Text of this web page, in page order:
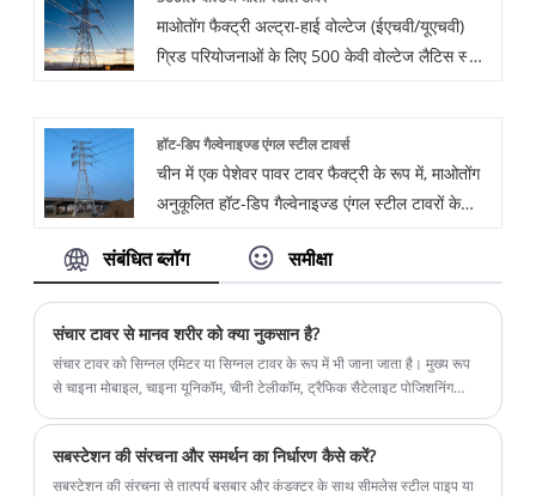
माइक्रोवेव उपकरण इत्यादि का समर्थन करने के लिए किया
जाता है। निर्माण और उपयोग प्रक्रिया के दौरान, इसके
किया जाना चाहिए।
माओतोंग फैक्ट्री अल्ट्रा-हाई वोल्टेज (ईएचवी/यूएचवी)
ग्रिड परियोजनाओं के लिए 500 केवी वोल्टेज लैटिस स्टील
निर्मित, हमारे टावर चरम वातावरण में 50 साल की सेवा
जीवन की गारंटी देते हैं। हम शिपिंग से पहले शून्य-त्रुटि
सीएनसी परिशुद्धता और अनिवार्य पूर्ण-पैमाने परीक्षण
ठेकेदारों के लिए तेज़ और सुरक्षित ऑनसाइट निर्माण
हॉट-डिप गैल्वेनाइज्ड एंगल स्टील टावर्स
चीन में एक पेशेवर पावर टावर फैक्ट्री के रूप में, माओतोंग
अनुकूलित हॉट-डिप गैल्वेनाइज्ड एंगल स्टील टावरों के
संरचनाएं हैं जो मुख्य रूप से न्यूनतम वेल्डिंग कार्य के साथ
कच्चे माल से बने होते हैं, विश्वसनीय गुणवत्ता के साथ,
बिजली और संचार क्षेत्रों के लिए उपयुक्त होते हैं।
संबंधित ब्लॉग समीक्षा
संचार टावर से मानव शरीर को क्या नुकसान है?
संचार टावर को सिग्नल एमिटर या सिग्नल टावर के रूप में भी जाना जाता है। मुख्य रूप
से चाइना मोबाइल, चाइना यूनिकॉम, चीनी टेलीकॉम, ट्रैफिक सैटेलाइट पोजिशनिंग
सबस्टेशन की संरचना और समर्थन का निर्धारण कैसे करें?
सबस्टेशन की संरचना से तात्पर्य बसबार और कंडक्टर के साथ सीमलेस स्टील पाइप या